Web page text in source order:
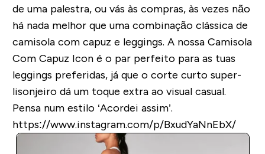
de uma palestra, ou vás às compras, às vezes não
há nada melhor que uma combinação clássica de
camisola com capuz e leggings. A nossa Camisola
Com Capuz Icon é o par perfeito para as tuas
leggings preferidas, já que o corte curto super-
lisonjeiro dá um toque extra ao visual casual.
Pensa num estilo ‘Acordei assim’.
https://www.instagram.com/p/BxudYaNnEbX/